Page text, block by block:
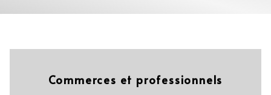
Commerces et professionnels